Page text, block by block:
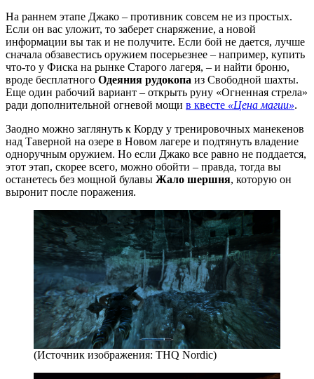
На раннем этапе Джако – противник совсем не из простых.
Если он вас уложит, то заберет снаряжение, а новой
информации вы так и не получите. Если бой не дается, лучше
сначала обзавестись оружием посерьезнее – например, купить
что-то у Фиска на рынке Старого лагеря, – и найти броню,
вроде бесплатного Одеяния рудокопа из Свободной шахты.
Еще один рабочий вариант – открыть руну «Огненная стрела»
ради дополнительной огневой мощи в квесте «Цена магии».
Заодно можно заглянуть к Корду у тренировочных манекенов
над Таверной на озере в Новом лагере и подтянуть владение
одноручным оружием. Но если Джако все равно не поддается,
этот этап, скорее всего, можно обойти – правда, тогда вы
останетесь без мощной булавы Жало шершня, которую он
выронит после поражения.
(Источник изображения: THQ Nordic)